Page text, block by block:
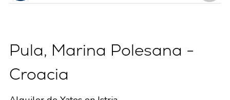
Pula, Marina Polesana -
Croacia